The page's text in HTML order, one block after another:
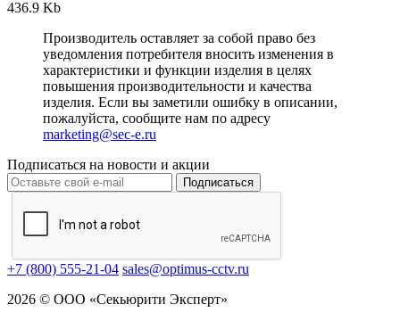
436.9 Kb
Производитель оставляет за собой право без
уведомления потребителя вносить изменения в
характеристики и функции изделия в целях
повышения производительности и качества
изделия. Если вы заметили ошибку в описании,
пожалуйста, сообщите нам по адресу
marketing@sec-e.ru
Подписаться на новости и акции
Подписаться
+7 (800) 555-21-04 sales@optimus-cctv.ru
2026 © ООО «Секьюрити Эксперт»